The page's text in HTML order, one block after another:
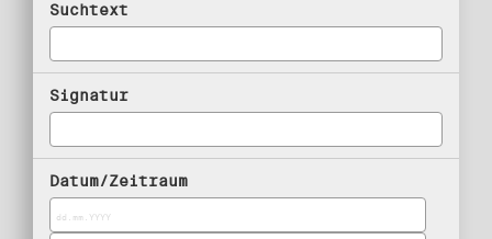
Suchtext
Signatur
Datum/Zeitraum